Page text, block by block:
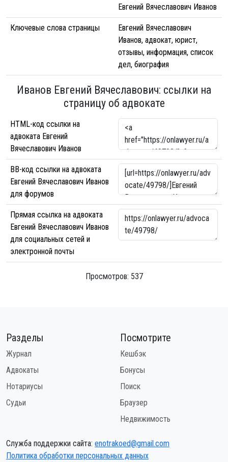
Евгений Вячеславович Иванов
Ключевые слова страницы
Евгений Вячеславович
Иванов, адвокат, юрист,
отзывы, информация, список
дел, биография
Иванов Евгений Вячеславович: ссылки на
страницу об адвокате
HTML-код ссылки на
адвоката Евгений
Вячеславович Иванов
BB-код ссылки на адвоката
Евгений Вячеславович Иванов
для форумов
Прямая ссылка на адвоката
Евгений Вячеславович Иванов
для социальных сетей и
электронной почты
Просмотров: 537
Разделы
Журнал
Адвокаты
Нотариусы
Судьи
Посмотрите
Кешбэк
Бонусы
Поиск
Браузер
Недвижимость
Служба поддержки сайта: enotrakoed@gmail.com
Политика обработки персональных данных